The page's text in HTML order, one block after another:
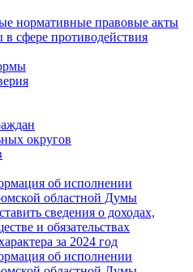
нормативные правовые акты
сфере противодействия
округов
об исполнении
областной Думы
сведения о доходах,
и обязательствах
за 2024 год
об исполнении